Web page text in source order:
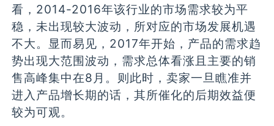
看，2014-2016年该行业的市场需求较为平
稳，未出现较大波动，所对应的市场发展机遇
不大。显而易见，2017年开始，产品的需求趋
势出现大范围波动，需求总体看涨且主要的销
售高峰集中在8月。则此时，卖家一旦瞧准并
进入产品增长期的话，其所催化的后期效益便
较为可观。